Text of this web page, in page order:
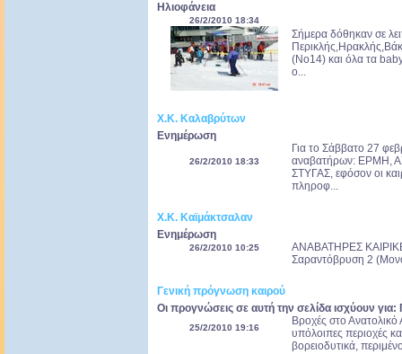
Ηλιοφάνεια
26/2/2010 18:34
Σήμερα δόθηκαν σε
(Νο14) και όλα τα
ο...
Χ.Κ. Καλαβρύτων
Ενημέρωση
26/2/2010 18:33
Για το Σάββατο 27
αναβατήρων: ΕΡΜΗ,
ΣΤΥΓΑΣ, εφόσον οι
πληροφ...
Χ.Κ. Καϊμάκτσαλαν
Ενημέρωση
26/2/2010 10:25
ΑΝΑΒΑΤΗΡΕΣ
Σαραντόβρυση 2
Γενική πρόγνωση καιρού
Οι προγνώσεις σε αυτή την σελίδα ισχύουν
25/2/2010 19:16
Βροχές στο Ανατολικό
υπόλοιπες περιοχές
βορειοδυτικά,